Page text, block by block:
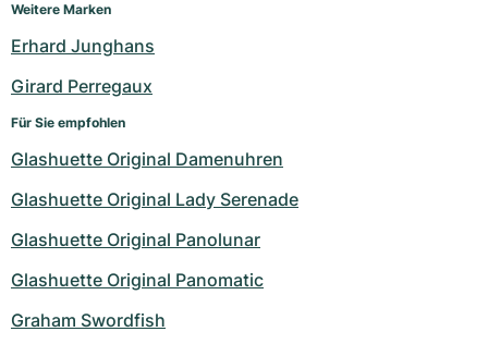
Weitere Marken
Erhard Junghans
Girard Perregaux
Für Sie empfohlen
Glashuette Original Damenuhren
Glashuette Original Lady Serenade
Glashuette Original Panolunar
Glashuette Original Panomatic
Graham Swordfish